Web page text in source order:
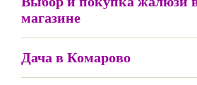
магазине
Дача в Комарово